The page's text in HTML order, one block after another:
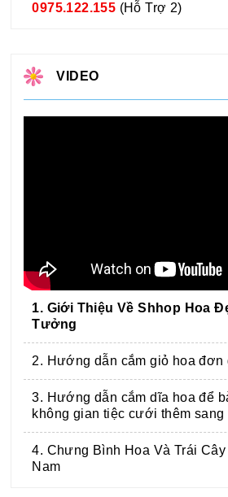
0975.122.155 (Hỗ Trợ 2)
VIDEO
1. Giới Thiệu Về Shhop Hoa
Tưởng
2. Hướng dẫn cắm giỏ hoa đơn
3. Hướng dẫn cắm dĩa hoa để
không gian tiệc cưới thêm sang
4. Chưng Bình Hoa Và Trái
Nam